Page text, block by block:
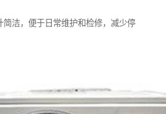
简洁，便于日常维护和检修，减少停